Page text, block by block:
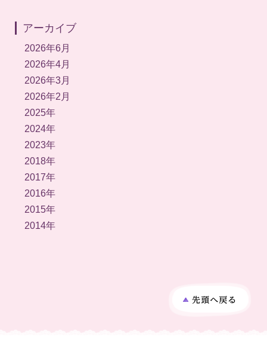
アーカイブ
2026年6月
2026年4月
2026年3月
2026年2月
2025年
2024年
2023年
2018年
2017年
2016年
2015年
2014年